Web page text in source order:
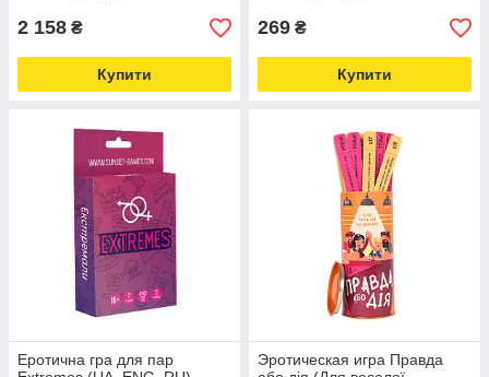
2 158 ₴
Купити
269 ₴
Купити
Еротична гра для пар
Эротическая игра Правда